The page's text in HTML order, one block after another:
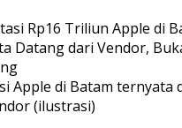
Apple di Batam ternyata
(ilustrasi)